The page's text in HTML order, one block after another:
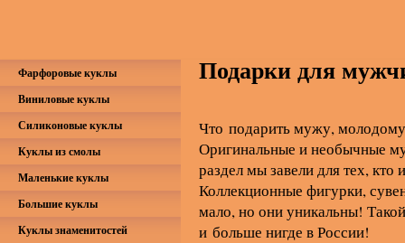
Подарки для
Что подарить мужу,
Оригинальные и необычные
раздел мы завели для тех,
Коллекционные фигурки,
мало, но они уникальны!
и больше нигде в России!
Фарфоровые куклы
Виниловые куклы
Силиконовые куклы
Куклы из смолы
Маленькие куклы
Большие куклы
Куклы знаменитостей